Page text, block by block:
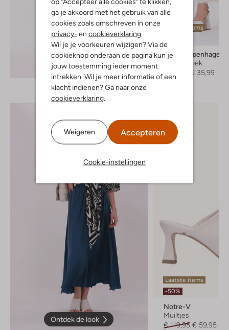
ga je akkoord met het gebruik van alle
cookies zoals omschreven in onze
privacy- en cookieverklaring
Wil je je voorkeuren wijzigen? Via de
cookieknop onderaan de pagina kun je
jouw toestemming ieder moment
intrekken. Wil je meer informatie of een
klacht indienen? Ga naar onze
cookieverklaring
Weigeren Accepteren
Cookie-instellingen
Ontdek de look
Laatste items
Msch Copenhagen
Wijde broek
€ 35,99
Ontdek de look
Laatste items
-50%
Notre-V
Muiltjes
€ 119,95 € 59,95